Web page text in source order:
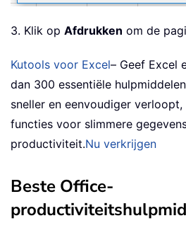
3. Klik op Afdrukken om de
Kutools voor Excel– Geef Excel
dan 300 essentiële
sneller en eenvoudiger
functies voor slimmere
productiviteit.Nu verkrijgen
Beste Office-